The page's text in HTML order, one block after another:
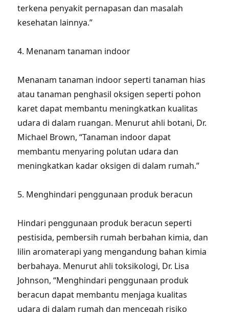
terkena penyakit pernapasan dan masalah
kesehatan lainnya.”
4. Menanam tanaman indoor
Menanam tanaman indoor seperti tanaman hias
atau tanaman penghasil oksigen seperti pohon
karet dapat membantu meningkatkan kualitas
udara di dalam ruangan. Menurut ahli botani, Dr.
Michael Brown, “Tanaman indoor dapat
membantu menyaring polutan udara dan
meningkatkan kadar oksigen di dalam rumah.”
5. Menghindari penggunaan produk beracun
Hindari penggunaan produk beracun seperti
pestisida, pembersih rumah berbahan kimia, dan
lilin aromaterapi yang mengandung bahan kimia
berbahaya. Menurut ahli toksikologi, Dr. Lisa
Johnson, “Menghindari penggunaan produk
beracun dapat membantu menjaga kualitas
udara di dalam rumah dan mencegah risiko